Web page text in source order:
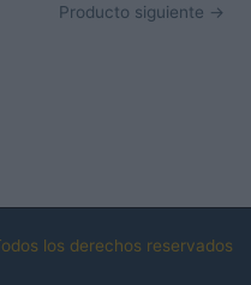
Producto siguiente →
los derechos reservados